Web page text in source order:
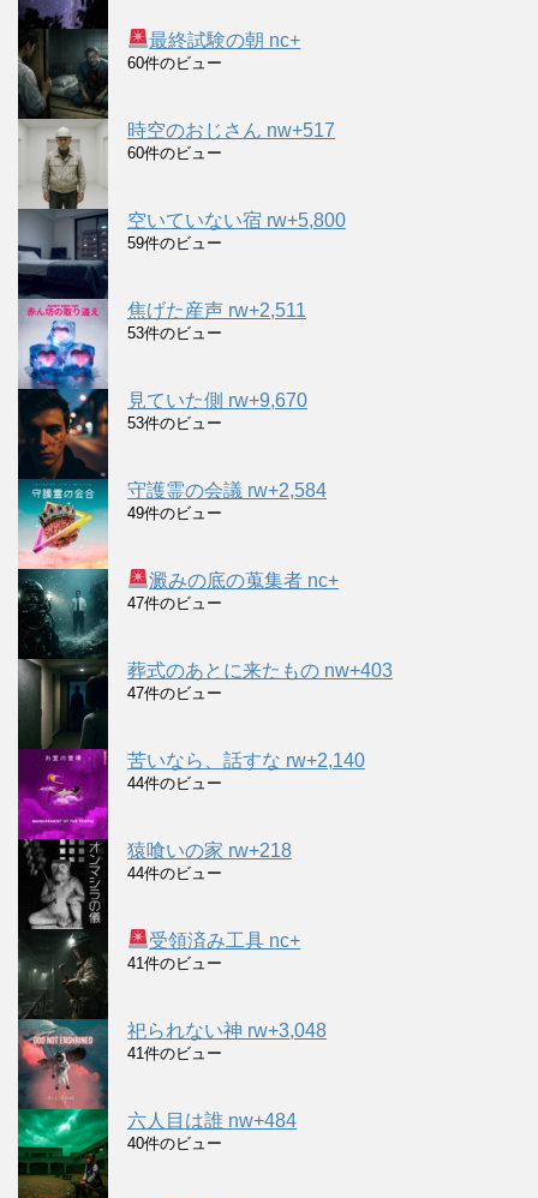
最終試験の朝 nc+
60件のビュー
時空のおじさん nw+517
60件のビュー
空いていない宿 rw+5,800
59件のビュー
焦げた産声 rw+2,511
53件のビュー
見ていた側 rw+9,670
53件のビュー
守護霊の会議 rw+2,584
49件のビュー
澱みの底の蒐集者 nc+
47件のビュー
葬式のあとに来たもの nw+403
47件のビュー
苦いなら、話すな rw+2,140
44件のビュー
猿喰いの家 rw+218
44件のビュー
受領済み工具 nc+
41件のビュー
祀られない神 rw+3,048
41件のビュー
六人目は誰 nw+484
40件のビュー